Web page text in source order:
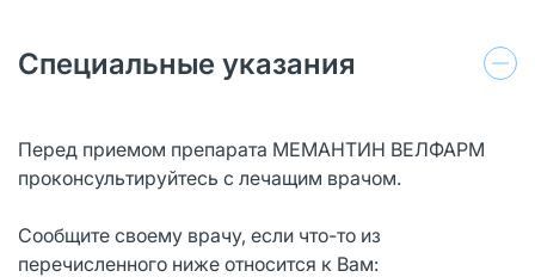
Специальные указания
Перед приемом препарата МЕМАНТИН ВЕЛФАРМ
проконсультируйтесь с лечащим врачом.
Сообщите своему врачу, если что-то из
перечисленного ниже относится к Вам: